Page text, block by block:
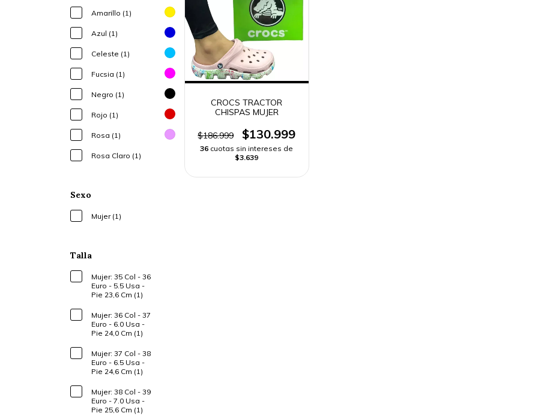
Amarillo (1)
Azul (1)
Celeste (1)
Fucsia (1)
Negro (1)
Rojo (1)
Rosa (1)
Rosa Claro (1)
Sexo
Mujer (1)
Talla
Mujer: 35 Col - 36
Euro - 5.5 Usa -
Pie 23,6 Cm (1)
Mujer: 36 Col - 37
Euro - 6.0 Usa -
Pie 24,0 Cm (1)
Mujer: 37 Col - 38
Euro - 6.5 Usa -
Pie 24,6 Cm (1)
Mujer: 38 Col - 39
Euro - 7.0 Usa -
Pie 25,6 Cm (1)
CROCS TRACTOR
CHISPAS MUJER
$186.999 $130.999
36 cuotas sin intereses de
$3.639